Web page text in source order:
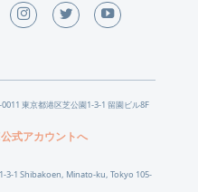
東京都港区芝公園1-3-1 留園ビル8F
式アカウントへ
3-1 Shibakoen, Minato-ku, Tokyo 105-